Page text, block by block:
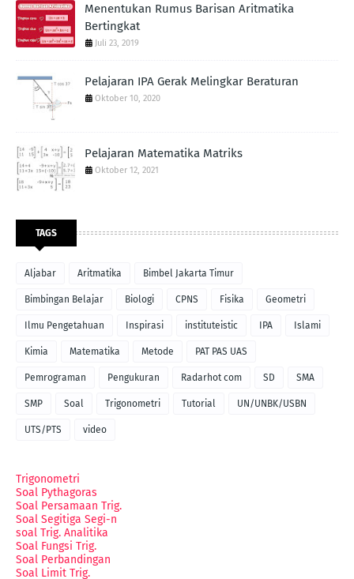
Menentukan Rumus Barisan Aritmatika
Bertingkat
Juli 23, 2019
Pelajaran IPA Gerak Melingkar Beraturan
Oktober 10, 2020
Pelajaran Matematika Matriks
Oktober 12, 2021
TAGS
Aljabar Aritmatika Bimbel Jakarta Timur
Bimbingan Belajar Biologi CPNS Fisika Geometri
Ilmu Pengetahuan Inspirasi instituteistic IPA Islami
Kimia Matematika Metode PAT PAS UAS
Pemrograman Pengukuran Radarhot com SD SMA
SMP Soal Trigonometri Tutorial UN/UNBK/USBN
UTS/PTS video
Trigonometri
Soal Pythagoras
Soal Persamaan Trig.
Soal Segitiga Segi-n
soal Trig. Analitika
Soal Fungsi Trig.
Soal Perbandingan
Soal Limit Trig.